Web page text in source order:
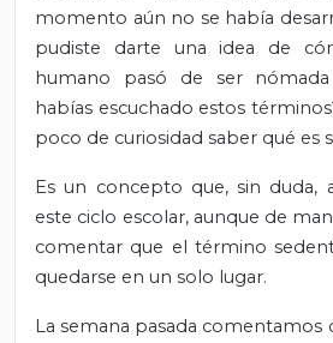
momento aún no se había
pudiste darte una idea de
humano pasó de ser nómada
habías escuchado estos
poco de curiosidad saber qué es
Es un concepto que, sin duda,
este ciclo escolar, aunque de
comentar que el término
quedarse en un solo lugar.
La semana pasada comentamos